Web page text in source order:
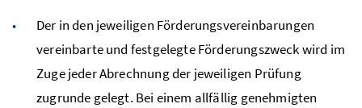
Der in den jeweiligen Förderungsvereinbarungen
vereinbarte und festgelegte Förderungszweck wird im
Zuge jeder Abrechnung der jeweiligen Prüfung
zugrunde gelegt. Bei einem allfällig genehmigten